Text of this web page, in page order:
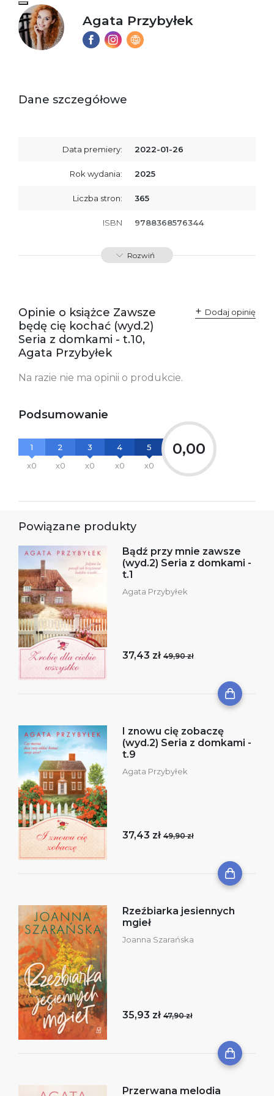
Agata Przybyłek
Dane szczegółowe
Data premiery: 2022-01-26
Rok wydania: 2025
Liczba stron: 365
ISBN 9788368576344
SKU: K800977
Polska
kontakt@wydajenamsie.pl
+48 61 623 38 38
Ostrzeżenia oraz
bezpieczeństwa:
Rozwiń
Opinie o książce Zawsze
będę cię kochać (wyd.2)
Seria z domkami - t.10,
Agata Przybyłek
Dodaj opinię
Na razie nie ma opinii o produkcie.
Podsumowanie
1
x0
2
x0
3
x0
4
x0
5
x0
0,00
Powiązane produkty
Bądź przy mnie zawsze
(wyd.2) Seria z domkami -
t.1
Agata Przybyłek
37,43 zł 49,90 zł
I znowu cię zobaczę
(wyd.2) Seria z domkami -
t.9
Agata Przybyłek
37,43 zł 49,90 zł
Rzeźbiarka jesiennych
mgieł
Joanna Szarańska
35,93 zł 47,90 zł
Przerwana melodia